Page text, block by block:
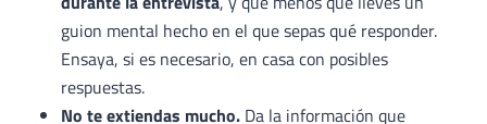
guion mental hecho en el que sepas qué responder.
Ensaya, si es necesario, en casa con posibles
respuestas.
No te extiendas mucho. Da la información que